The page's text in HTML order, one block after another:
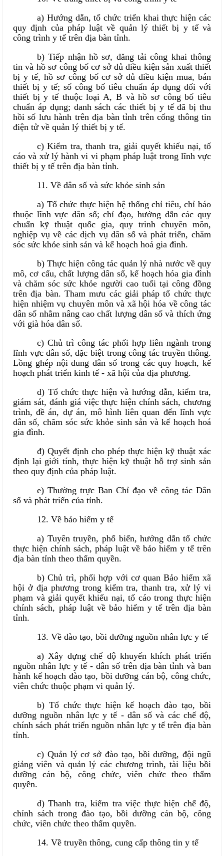
a) Hướng dẫn, tổ chức triển khai thực hiện các
quy định của pháp luật về quản lý thiết bị y tế và
công trình y tế trên địa bàn tỉnh.
b) Tiếp nhận hồ sơ, đăng tải công khai thông
tin và hồ sơ công bố cơ sở đủ điều kiện sản xuất thiết
bị y tế, hồ sơ công bố cơ sở đủ điều kiện mua, bán
thiết bị y tế; số công bố tiêu chuẩn áp dụng đối với
thiết bị y tế thuộc loại A, B và hồ sơ công bố tiêu
chuẩn áp dụng; danh sách các thiết bị y tế đã bị thu
hồi số lưu hành trên địa bàn tỉnh trên cổng thông tin
điện tử về quản lý thiết bị y tế.
c) Kiểm tra, thanh tra, giải quyết khiếu nại, tố
cáo và xử lý hành vi vi phạm pháp luật trong lĩnh vực
thiết bị y tế trên địa bàn tỉnh.
11. Về dân số và sức khỏe sinh sản
a) Tổ chức thực hiện hệ thống chỉ tiêu, chỉ báo
thuộc lĩnh vực dân số; chỉ đạo, hướng dẫn các quy
chuẩn kỹ thuật quốc gia, quy trình chuyên môn,
nghiệp vụ về các dịch vụ dân số và phát triển, chăm
sóc sức khỏe sinh sản và kế hoạch hoá gia đình.
b) Thực hiện công tác quản lý nhà nước về quy
mô, cơ cấu, chất lượng dân số, kế hoạch hóa gia đình
và chăm sóc sức khỏe người cao tuổi tại công đồng
trên địa bàn. Tham mưu các giải pháp tổ chức thực
hiện nhiệm vụ chuyên môn và xã hội hóa về công tác
dân số nhằm nâng cao chất lượng dân số và thích ứng
với già hóa dân số.
c) Chủ trì công tác phối hợp liên ngành trong
lĩnh vực dân số, đặc biệt trong công tác truyền thông.
Lồng ghép nội dung dân số trong các quy hoạch, kế
hoạch phát triển kinh tế - xã hội của địa phương.
d) Tổ chức thực hiện và hướng dẫn, kiểm tra,
giám sát, đánh giá việc thực hiện chính sách, chương
trình, đề án, dự án, mô hình liên quan đến lĩnh vực
dân số, chăm sóc sức khỏe sinh sản và kế hoạch hoá
gia đình.
đ) Quyết định cho phép thực hiện kỹ thuật xác
định lại giới tính, thực hiện kỹ thuật hỗ trợ sinh sản
theo quy định của pháp luật.
e) Thường trực Ban Chỉ đạo về công tác Dân
số và phát triển của tỉnh.
12. Về bảo hiểm y tế
a) Tuyên truyền, phổ biến, hướng dẫn tổ chức
thực hiện chính sách, pháp luật về bảo hiểm y tế trên
địa bàn tỉnh theo thẩm quyền.
b) Chủ trì, phối hợp với cơ quan Bảo hiểm xã
hội ở địa phương trong kiểm tra, thanh tra, xử lý vi
phạm và giải quyết khiếu nại, tố cáo trong thực hiện
chính sách, pháp luật về bảo hiểm y tế trên địa bàn
tỉnh.
13. Về đào tạo, bồi dưỡng nguồn nhân lực y tế
a) Xây dựng chế độ khuyến khích phát triển
nguồn nhân lực y tế - dân số trên địa bàn tỉnh và ban
hành kế hoạch đào tạo, bồi dưỡng cán bộ, công chức,
viên chức thuộc phạm vi quản lý.
b) Tổ chức thực hiện kế hoạch đào tạo, bồi
dưỡng nguồn nhân lực y tế - dân số và các chế độ,
chính sách phát triển nguồn nhân lực y tế trên địa bàn
tỉnh.
c) Quản lý cơ sở đào tạo, bồi dưỡng, đội ngũ
giảng viên và quản lý các chương trình, tài liệu bồi
dưỡng cán bộ, công chức, viên chức theo thẩm
quyền.
d) Thanh tra, kiểm tra việc thực hiện chế độ,
chính sách trong đào tạo, bồi dưỡng cán bộ, công
chức, viên chức theo thẩm quyền.
14. Về truyền thông, cung cấp thông tin y tế